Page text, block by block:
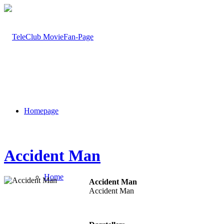
Homepage
Home
Accident Man
Accident Man
Accident Man